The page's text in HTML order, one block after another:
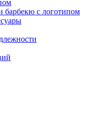
барбекю с логотипом